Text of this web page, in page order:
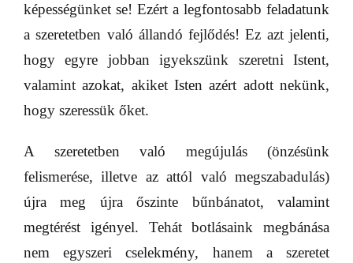
képességünket se! Ezért a legfontosabb feladatunk
a szeretetben való állandó fejlődés! Ez azt jelenti,
hogy egyre jobban igyekszünk szeretni Istent,
valamint azokat, akiket Isten azért adott nekünk,
hogy szeressük őket.
A szeretetben való megújulás (önzésünk
felismerése, illetve az attól való megszabadulás)
újra meg újra őszinte bűnbánatot, valamint
megtérést igényel. Tehát botlásaink megbánása
nem egyszeri cselekmény, hanem a szeretet